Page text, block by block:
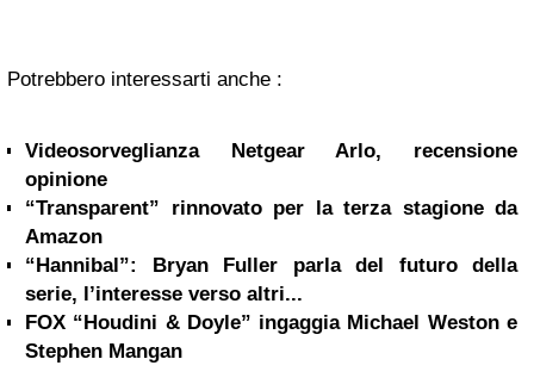
Potrebbero interessarti anche :
Videosorveglianza Netgear Arlo, recensione
opinione
“Transparent” rinnovato per la terza stagione da
Amazon
“Hannibal”: Bryan Fuller parla del futuro della
serie, l’interesse verso altri...
FOX “Houdini & Doyle” ingaggia Michael Weston e
Stephen Mangan